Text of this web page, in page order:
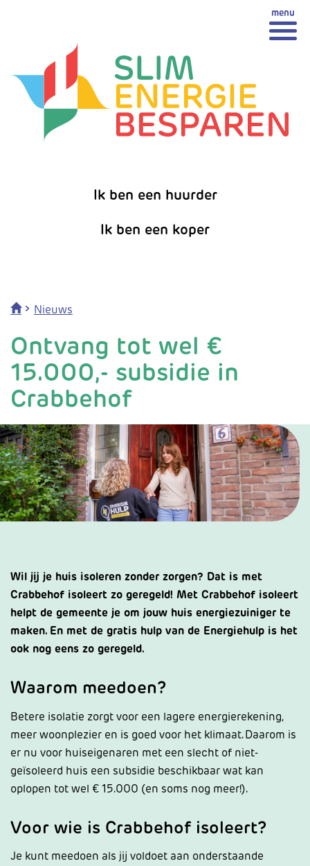
Ik ben een huurder
Ik ben een koper
› Nieuws
Ontvang tot wel €
15.000,- subsidie in
Crabbehof
Wil jij je huis isoleren zonder zorgen? Dat is met
Crabbehof isoleert zo geregeld! Met Crabbehof isoleert
helpt de gemeente je om jouw huis energiezuiniger te
maken. En met de gratis hulp van de Energiehulp is het
ook nog eens zo geregeld.
Waarom meedoen?
Betere isolatie zorgt voor een lagere energierekening,
meer woonplezier en is goed voor het klimaat. Daarom is
er nu voor huiseigenaren met een slecht of niet-
geïsoleerd huis een subsidie beschikbaar wat kan
oplopen tot wel € 15.000 (en soms nog meer!).
Voor wie is Crabbehof isoleert?
Je kunt meedoen als jij voldoet aan onderstaande